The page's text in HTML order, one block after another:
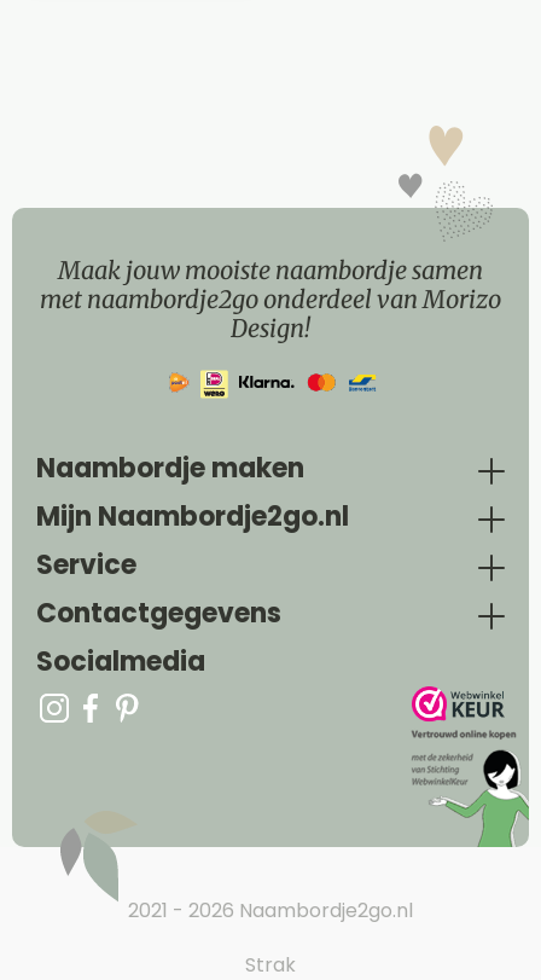
Maak jouw mooiste naambordje samen
met naambordje2go onderdeel van Morizo
Design!
Naambordje maken
Mijn Naambordje2go.nl
Service
Contactgegevens
Socialmedia
2021 - 2026 Naambordje2go.nl
Strak